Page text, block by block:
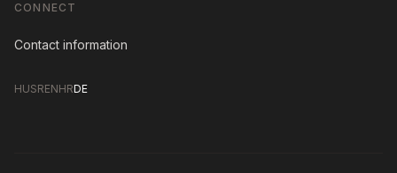
CONNECT
Contact information
HUSRENHRDE